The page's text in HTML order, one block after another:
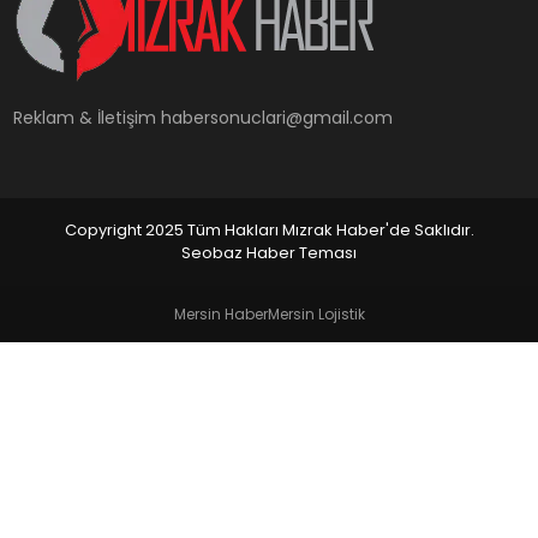
YAŞAM
Reklam & İletişimhabersonuclari@gmail.com
Copyright 2025 Tüm Hakları Mızrak Haber'de Saklıdır.
Seobaz Haber Teması
Mersin HaberMersin Lojistik